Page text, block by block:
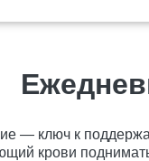
— ключ к
крови